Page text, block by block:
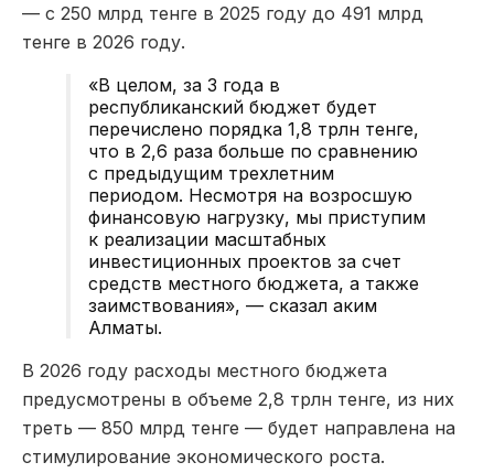
— с 250 млрд тенге в 2025 году до 491 млрд
тенге в 2026 году.
«В целом, за 3 года в
республиканский бюджет будет
перечислено порядка 1,8 трлн тенге,
что в 2,6 раза больше по сравнению
с предыдущим трехлетним
периодом. Несмотря на возросшую
финансовую нагрузку, мы приступим
к реализации масштабных
инвестиционных проектов за счет
средств местного бюджета, а также
заимствования», — сказал аким
Алматы.
В 2026 году расходы местного бюджета
предусмотрены в объеме 2,8 трлн тенге, из них
треть — 850 млрд тенге — будет направлена на
стимулирование экономического роста.